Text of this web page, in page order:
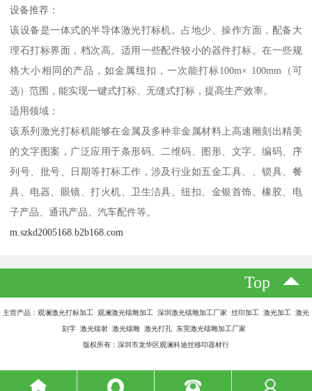
设备推荐：
该设备是一体式的半导体激光打标机。占地少、操作方面，配备大
理石打标界面，档次高。适用一些配件较小的器件打标。在一些规
格大小相同的产品，如金属纽扣，一次能打标100m× 100mm（可
选）范围，能实现一键式打标、无缝式打标，提高生产效率。
适用领域：
该系列激光打标机能够在金属及多种非金属材料上高速雕刻出精美
的文字图案，广泛应用于条形码、二维码、图形、文字、编码、序
列号、批号、日期等打标工作，涉及行业如五金工具、、锁具、餐
具、电器、眼镜、打火机、卫生洁具、纽扣、金银首饰、橡胶、电
子产品、通讯产品、汽车配件等。
m.szkd2005168.b2b168.com
Top
主营产品：观澜激光打标加工 观澜激光镭雕加工 深圳激光镭雕加工厂家 丝印加工 激光加工 激光
刻字 激光镭射 激光镭雕 激光打孔 东莞激光镭雕加工厂家
版权所有：深圳市龙华区观澜科迪丝移印器材行